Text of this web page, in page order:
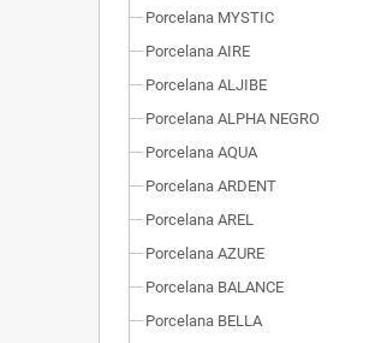
Porcelana MYSTIC
Porcelana AIRE
Porcelana ALJIBE
Porcelana ALPHA NEGRO
Porcelana AQUA
Porcelana ARDENT
Porcelana AREL
Porcelana AZURE
Porcelana BALANCE
Porcelana BELLA